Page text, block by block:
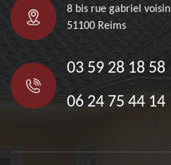
8 bis rue gabriel voisin
51100 Reims
03 59 28 18 58
06 24 75 44 14